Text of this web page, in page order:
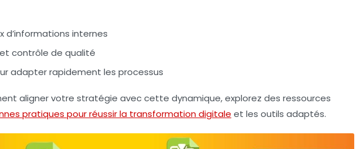
d’informations internes
contrôle de qualité
adapter rapidement les processus
aligner votre stratégie avec cette dynamique, explorez des ressources
pratiques pour réussir la transformation digitale et les outils adaptés.